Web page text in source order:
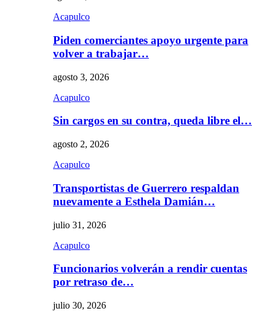
Acapulco
Piden comerciantes apoyo urgente para
volver a trabajar…
agosto 3, 2026
Acapulco
Sin cargos en su contra, queda libre el…
agosto 2, 2026
Acapulco
Transportistas de Guerrero respaldan
nuevamente a Esthela Damián…
julio 31, 2026
Acapulco
Funcionarios volverán a rendir cuentas
por retraso de…
julio 30, 2026